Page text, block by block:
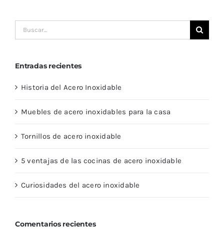
Buscar:
Entradas recientes
Historia del Acero Inoxidable
Muebles de acero inoxidables para la casa
Tornillos de acero inoxidable
5 ventajas de las cocinas de acero inoxidable
Curiosidades del acero inoxidable
Comentarios recientes